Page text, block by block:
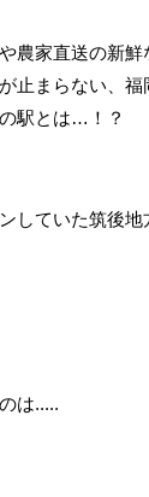
農家直送の新
止まらない、
駅とは…！？
していた筑後地
は.....